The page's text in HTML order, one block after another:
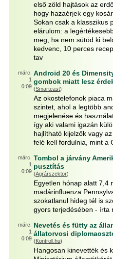
első zöld hajtások az
hogy hazaérjek egy
Sokan csak a klasszikus
elárulom: a
meg, ha nem sütöd ki
kedvenc, 10 perces
tav
márc.
1
0:09
Android 20 és
gombok miatt lesz
(Smarteast)
Az okostelefonok piaca
szintet, ahol a legtöbb
megjelenése és
így aki valami igazán
hajlítható kijelzők vagy
felé kell fordulnia, mint a
márc.
1
0:09
Tombol a járvány
pusztítás
(Agrárszektor)
Egyetlen hónap alatt 7,4
madárinfluenza
szokatlanul hideg tél is
gyors terjedésében - írta
márc.
1
0:09
Nevetés és fütty az
állatorvosi
(Kontroll.hu)
Hangosan kinevették és